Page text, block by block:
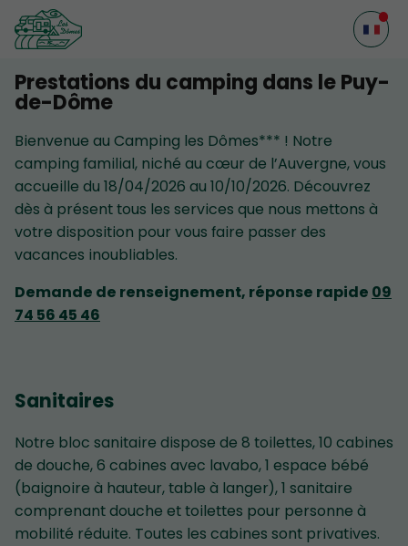
Prestations du camping dans le Puy-
de-Dôme
Bienvenue au Camping les Dômes*** ! Notre
camping familial, niché au cœur de l’Auvergne, vous
accueille du 18/04/2026 au 10/10/2026. Découvrez
dès à présent tous les services que nous mettons à
votre disposition pour vous faire passer des
vacances inoubliables.
Demande de renseignement, réponse rapide 09
74 56 45 46
Sanitaires
Notre bloc sanitaire dispose de 8 toilettes, 10 cabines
de douche, 6 cabines avec lavabo, 1 espace bébé
(baignoire à hauteur, table à langer), 1 sanitaire
comprenant douche et toilettes pour personne à
mobilité réduite. Toutes les cabines sont privatives.